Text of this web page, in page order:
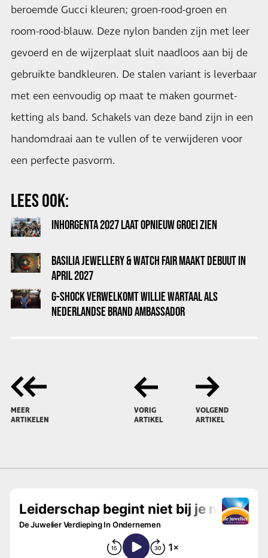
beroemde Gucci kleuren; groen-rood-groen en
room-rood-blauw. Deze nylon banden zijn met leer
gevoerd en de wijzerplaat sluit naadloos aan bij de
gebruikte bandkleuren. De stalen variant is leverbaar
met een eenvoudig op maat te maken gourmet-
ketting als band. Schakels van deze band zijn in een
handomdraai aan te vullen of te verwijderen voor
een perfecte pasvorm.
LEES OOK:
INHORGENTA 2027 LAAT OPNIEUW GROEI ZIEN
BASILIA JEWELLERY & WATCH FAIR MAAKT DEBUUT IN
APRIL 2027
G-SHOCK VERWELKOMT WILLIE WARTAAL ALS
NEDERLANDSE BRAND AMBASSADOR
MEER
ARTIKELEN
VORIG
ARTIKEL
VOLGEND
ARTIKEL